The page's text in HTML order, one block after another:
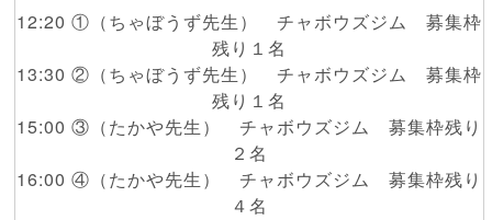
12:20 ①（ちゃぼうず先生） チャボウズジム 募集枠
残り１名
13:30 ②（ちゃぼうず先生） チャボウズジム 募集枠
残り１名
15:00 ③（たかや先生） チャボウズジム 募集枠残り
２名
16:00 ④（たかや先生） チャボウズジム 募集枠残り
４名